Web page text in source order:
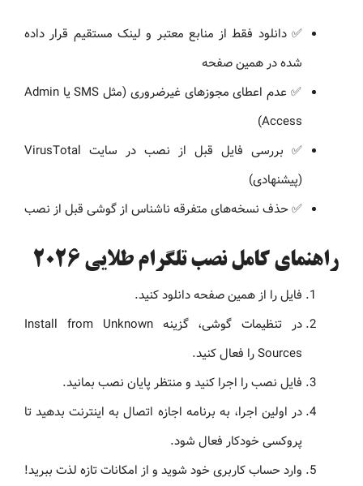
✅ دانلود فقط از منابع معتبر و لینک مستقیم قرار داده
شده در همین صفحه
✅ عدم اعطای مجوزهای غیرضروری (مثل SMS یا Admin
Access)
✅ بررسی فایل قبل از نصب در سایت VirusTotal
(پیشنهادی)
✅ حذف نسخه‌های متفرقه ناشناس از گوشی قبل از نصب
راهنمای کامل نصب تلگرام طلایی 2026
فایل را از همین صفحه دانلود کنید.
در تنظیمات گوشی، گزینه Install from Unknown
Sources را فعال کنید.
فایل نصب را اجرا کنید و منتظر پایان نصب بمانید.
در اولین اجرا، به برنامه اجازه اتصال به اینترنت بدهید تا
پروکسی خودکار فعال شود.
وارد حساب کاربری خود شوید و از امکانات تازه لذت ببرید!